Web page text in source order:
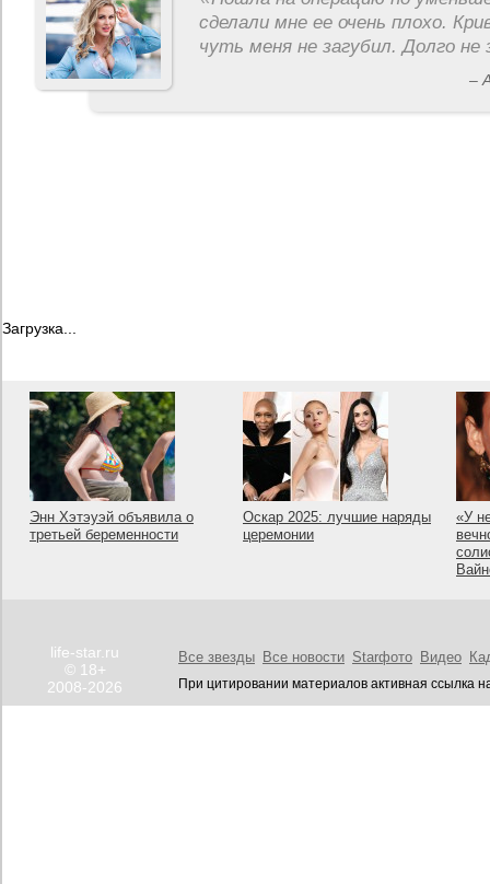
сделали мне ее очень плохо.
чуть меня не загубил. Долго не
–
Загрузка...
Энн Хэтэуэй объявила о
третьей беременности
Оскар 2025: лучшие наряды
церемонии
«У
life-star.ru
© 18+
2008-2026
Все звезды Все новости Starфото Видео
При цитировании материалов активная ссылка